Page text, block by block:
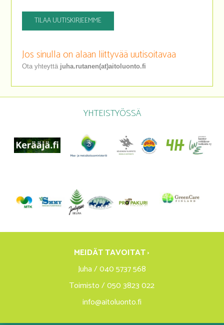
TILAA UUTISKIRJEEMME
Jos sinulla on alaan liittyvää uutisoitavaa
Ota yhteyttä juha.rutanen(at)aitoluonto.fi
YHTEISTYÖSSÄ
MEIDÄT TAVOITAT ›
Juha / 040 5737 568
Toimisto / 050 3823 022
info@aitoluonto.fi